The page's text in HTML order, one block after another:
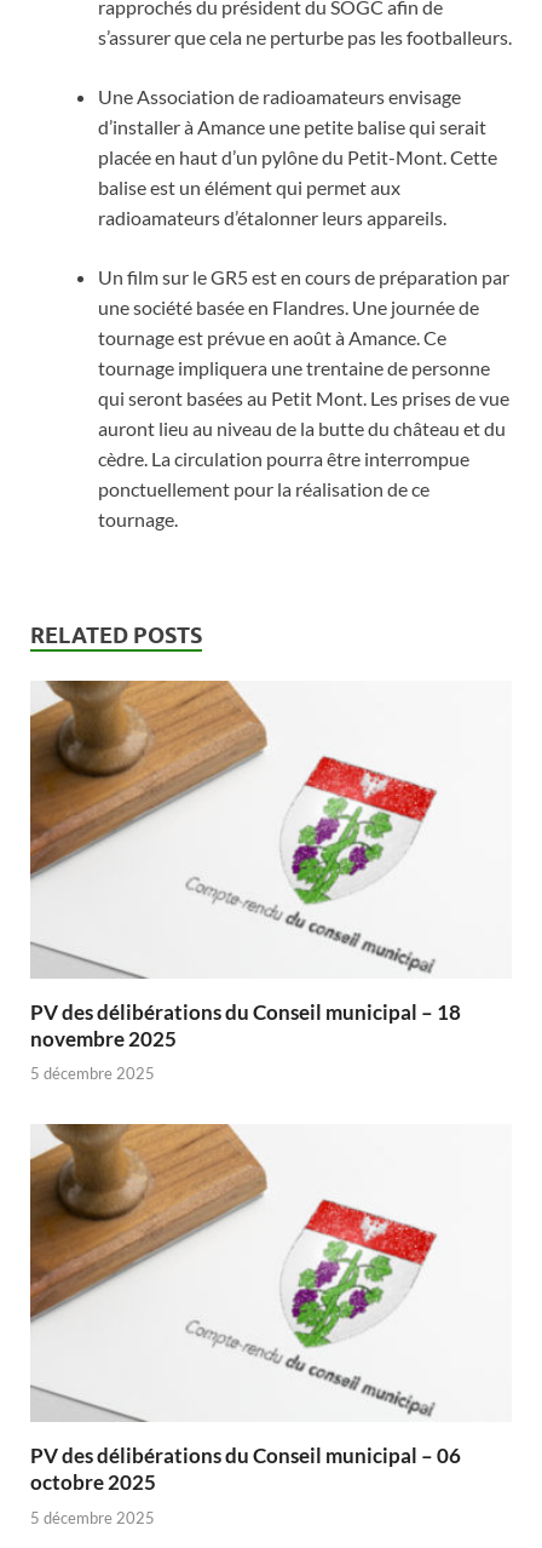
rapprochés du président du SOGC afin de
s’assurer que cela ne perturbe pas les footballeurs.
Une Association de radioamateurs envisage
d’installer à Amance une petite balise qui serait
placée en haut d’un pylône du Petit-Mont. Cette
balise est un élément qui permet aux
radioamateurs d’étalonner leurs appareils.
Un film sur le GR5 est en cours de préparation par
une société basée en Flandres. Une journée de
tournage est prévue en août à Amance. Ce
tournage impliquera une trentaine de personne
qui seront basées au Petit Mont. Les prises de vue
auront lieu au niveau de la butte du château et du
cèdre. La circulation pourra être interrompue
ponctuellement pour la réalisation de ce
tournage.
RELATED POSTS
PV des délibérations du Conseil municipal – 18
novembre 2025
5 décembre 2025
PV des délibérations du Conseil municipal – 06
octobre 2025
5 décembre 2025